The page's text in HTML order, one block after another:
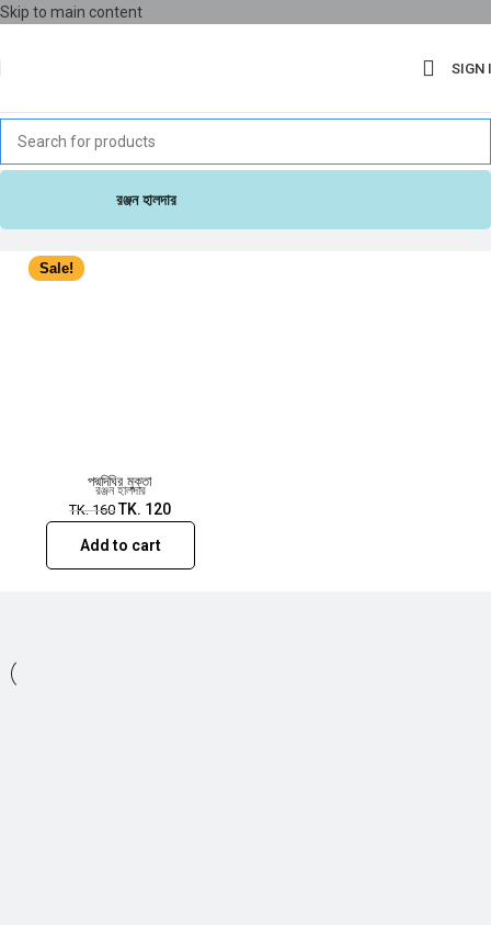
Skip to main content
SIGN
রঞ্জন হালদার
Sale!
পদ্মদিঘির মুক্তা
রঞ্জন হালদার
TK.160 TK. 120
Add to cart